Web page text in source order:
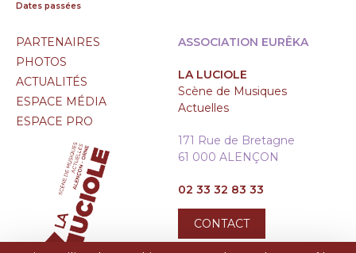
Dates passées
PARTENAIRES
PHOTOS
ACTUALITÉS
ESPACE MÉDIA
ESPACE PRO
ASSOCIATION EURÊKA
LA LUCIOLE
Scène de Musiques
Actuelles
171 Rue de Bretagne
61 000 ALENÇON
02 33 32 83 33
CONTACT